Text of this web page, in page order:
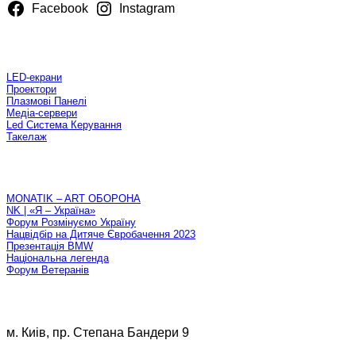
Facebook Instagram
LED-екрани
Проектори
Плазмові Панелі
Медiа-сервери
Led Система Керування
Такелаж
MONATIK – ART ОБОРОНА
NK | «Я – Україна»
Форум Розмінуємо Україну
Нацвідбір на Дитяче Євробачення 2023
Презентація BMW
Національна легенда
Форум Ветеранів
м. Киiв, пр. Степана Бандери 9